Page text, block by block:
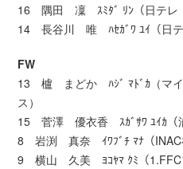
16 隅田 凜 ｽﾐﾀﾞ ﾘﾝ（日テレ・
14 長谷川 唯 ﾊｾｶﾞﾜ ﾕｲ（日テ
FW
13 櫨 まどか ﾊｼﾞ ﾏﾄﾞｶ（マイ
ス）
15 菅澤 優衣香 ｽｶﾞｻﾜ ﾕｲｶ（浦
8 岩渕 真奈 ｲﾜﾌﾞﾁ ﾏﾅ（INAC
9 横山 久美 ﾖｺﾔﾏ ｸﾐ（1.FFC